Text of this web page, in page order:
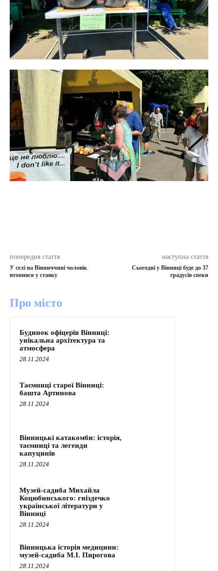
попередня стаття
У селі на Вінниччині чоловік
втопився у ставку
наступна стаття
Сьогодні у Вінниці буде до 37
градусів спеки
Про місто
Будинок офіцерів Вінниці:
унікальна архітектура та
атмосфера
28.11.2024
Таємниці старої Вінниці:
башта Артинова
28.11.2024
Вінницькі катакомби: історія,
таємниці та легенди
капуцинів
28.11.2024
Музей-садиба Михайла
Коцюбинського: гніздечко
української літератури у
Вінниці
28.11.2024
Вінницька історія медицини:
музей-садиба М.І. Пирогова
28.11.2024